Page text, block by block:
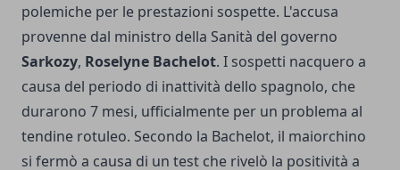
polemiche per le prestazioni sospette. L'accusa
provenne dal ministro della Sanità del governo
Sarkozy, Roselyne Bachelot. I sospetti nacquero a
causa del periodo di inattività dello spagnolo, che
durarono 7 mesi, ufficialmente per un problema al
tendine rotuleo. Secondo la Bachelot, il maiorchino
si fermò a causa di un test che rivelò la positività a